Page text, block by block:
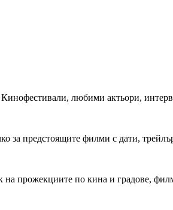
любими актьори,
за предстоящите филми с дати,
на прожекциите по кина и градове,